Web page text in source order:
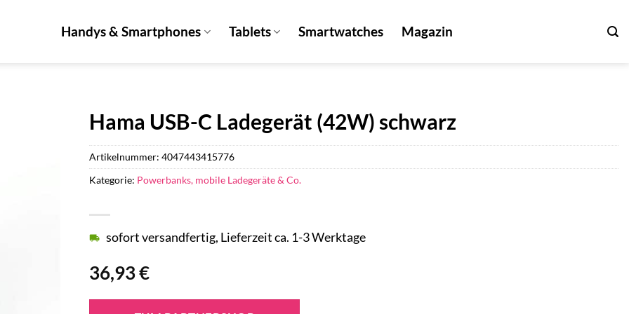
Handys & Smartphones Tablets Smartwatches Magazin
Hama USB-C Ladegerät (42W) schwarz
36,93€
sofort versandfertig, Lieferzeit ca. 1-3 Werktage
Artikelnummer: 4047443415776
Kategorie: Powerbanks, mobile Ladegeräte & Co.